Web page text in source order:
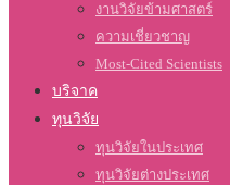
งานวิจัยข้ามศาสตร์
ความเชี่ยวชาญ
Most-Cited Scientists
บริจาค
ทุนวิจัย
ทุนวิจัยในประเทศ
ทุนวิจัยต่างประเทศ